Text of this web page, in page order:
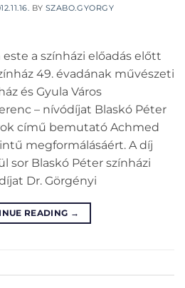
BY SZABO.GYORGY
a színházi előadás előtt
49. évadának művészeti
és Gyula Város
– nívódíjat Blaskó Péter
című bemutató Achmed
megformálásáért. A díj
sor Blaskó Péter színházi
Dr. Görgényi
READING →